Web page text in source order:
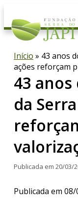
Início » 43 anos
ações reforçam
43
da
Publicada em 20/03/
Publicada em